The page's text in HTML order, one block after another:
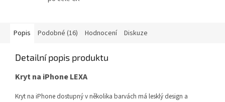
Popis Podobné (16) Hodnocení Diskuze
Detailní popis produktu
Kryt na iPhone LEXA
Kryt na iPhone dostupný v několika barvách má lesklý design a